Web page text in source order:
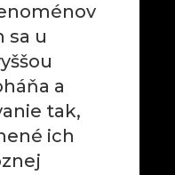
sa u
a
tak,
ich